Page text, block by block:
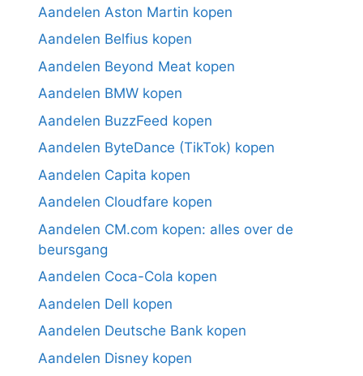
Aandelen Aston Martin kopen
Aandelen Belfius kopen
Aandelen Beyond Meat kopen
Aandelen BMW kopen
Aandelen BuzzFeed kopen
Aandelen ByteDance (TikTok) kopen
Aandelen Capita kopen
Aandelen Cloudfare kopen
Aandelen CM.com kopen: alles over de
beursgang
Aandelen Coca-Cola kopen
Aandelen Dell kopen
Aandelen Deutsche Bank kopen
Aandelen Disney kopen